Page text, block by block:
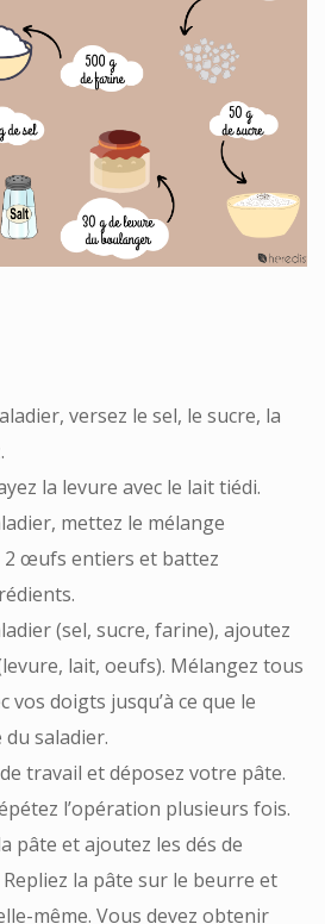
versez le sel, le sucre, la
la levure avec le lait tiédi.
mettez le mélange
œufs entiers et battez
(sel, sucre, farine), ajoutez
lait, oeufs). Mélangez tous
vos doigts jusqu’à ce que le
du saladier.
travail et déposez votre pâte.
l’opération plusieurs fois.
pâte et ajoutez les dés de
la pâte sur le beurre et
même. Vous devez obtenir